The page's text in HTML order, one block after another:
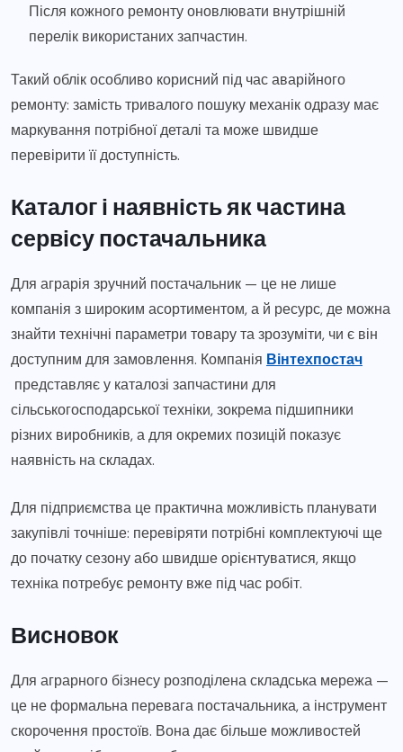
Після кожного ремонту оновлювати внутрішній
перелік використаних запчастин.
Такий облік особливо корисний під час аварійного
ремонту: замість тривалого пошуку механік одразу має
маркування потрібної деталі та може швидше
перевірити її доступність.
Каталог і наявність як частина
сервісу постачальника
Для аграрія зручний постачальник — це не лише
компанія з широким асортиментом, а й ресурс, де можна
знайти технічні параметри товару та зрозуміти, чи є він
доступним для замовлення. Компанія Вінтехпостач
представляє у каталозі запчастини для
сільськогосподарської техніки, зокрема підшипники
різних виробників, а для окремих позицій показує
наявність на складах.
Для підприємства це практична можливість планувати
закупівлі точніше: перевіряти потрібні комплектуючі ще
до початку сезону або швидше орієнтуватися, якщо
техніка потребує ремонту вже під час робіт.
Висновок
Для аграрного бізнесу розподілена складська мережа —
це не формальна перевага постачальника, а інструмент
скорочення простоїв. Вона дає більше можливостей